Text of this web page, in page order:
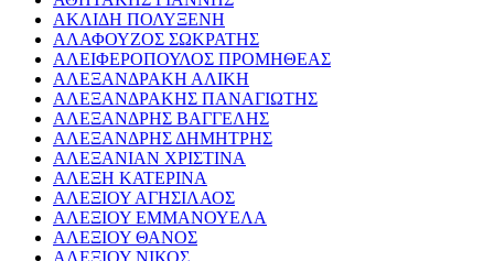
ΑΚΛΙΔΗ ΠΟΛΥΞΕΝΗ
ΑΛΑΦΟΥΖΟΣ ΣΩΚΡΑΤΗΣ
ΑΛΕΙΦΕΡΟΠΟΥΛΟΣ ΠΡΟΜΗΘΕΑΣ
ΑΛΕΞΑΝΔΡΑΚΗ ΑΛΙΚΗ
ΑΛΕΞΑΝΔΡΑΚΗΣ ΠΑΝΑΓΙΩΤΗΣ
ΑΛΕΞΑΝΔΡΗΣ ΒΑΓΓΕΛΗΣ
ΑΛΕΞΑΝΔΡΗΣ ΔΗΜΗΤΡΗΣ
ΑΛΕΞΑΝΙΑΝ ΧΡΙΣΤΙΝΑ
ΑΛΕΞΗ ΚΑΤΕΡΙΝΑ
ΑΛΕΞΙΟΥ ΑΓΗΣΙΛΑΟΣ
ΑΛΕΞΙΟΥ ΕΜΜΑΝΟΥΕΛΑ
ΑΛΕΞΙΟΥ ΘΑΝΟΣ